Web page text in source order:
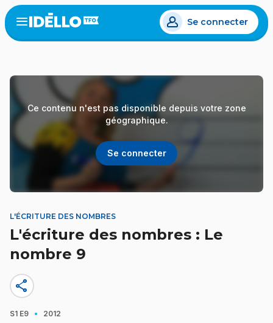
Aller
au
contenu
Open
menu
Se connecter
Ce contenu n'est pas disponible depuis votre zone
géographique.
Se connecter
L'ÉCRITURE DES NOMBRES
L'écriture des nombres : Le
nombre 9
share
S1 E9 · 2012